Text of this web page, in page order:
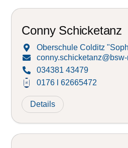
Conny Schicketanz
 Oberschule Colditz


034381 43479
0176 l 62665472
Details